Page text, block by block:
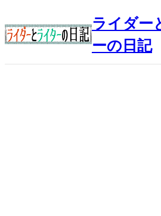
容
を
ライダー
ーの日記